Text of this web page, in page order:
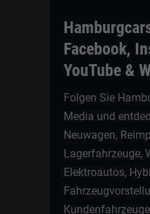
Facebook,
YouTube &
Folgen Sie
Media und
Neuwagen,
Lagerfahrzeuge,
Elektroautos,